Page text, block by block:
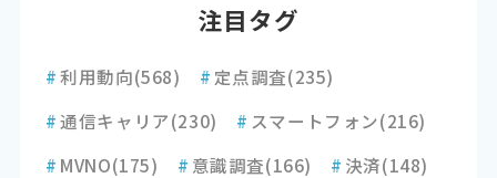
注目タグ
#利用動向(568) # 定点調査(235)
#通信キャリア(230) # スマートフォン(216)
# MVNO(175) # 意識調査(166) # 決済(148)